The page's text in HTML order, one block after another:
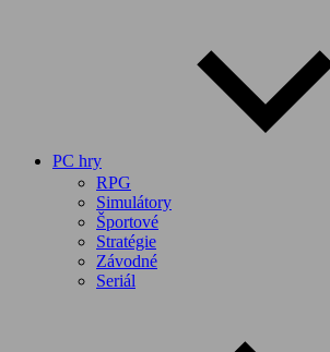
PC hry
RPG
Simulátory
Športové
Stratégie
Závodné
Seriál